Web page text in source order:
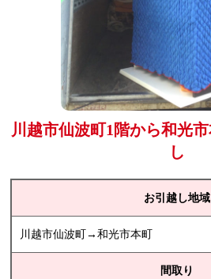
川越市仙波町1階から和光
し
お引越し地域
川越市仙波町→和光市本町
間取り